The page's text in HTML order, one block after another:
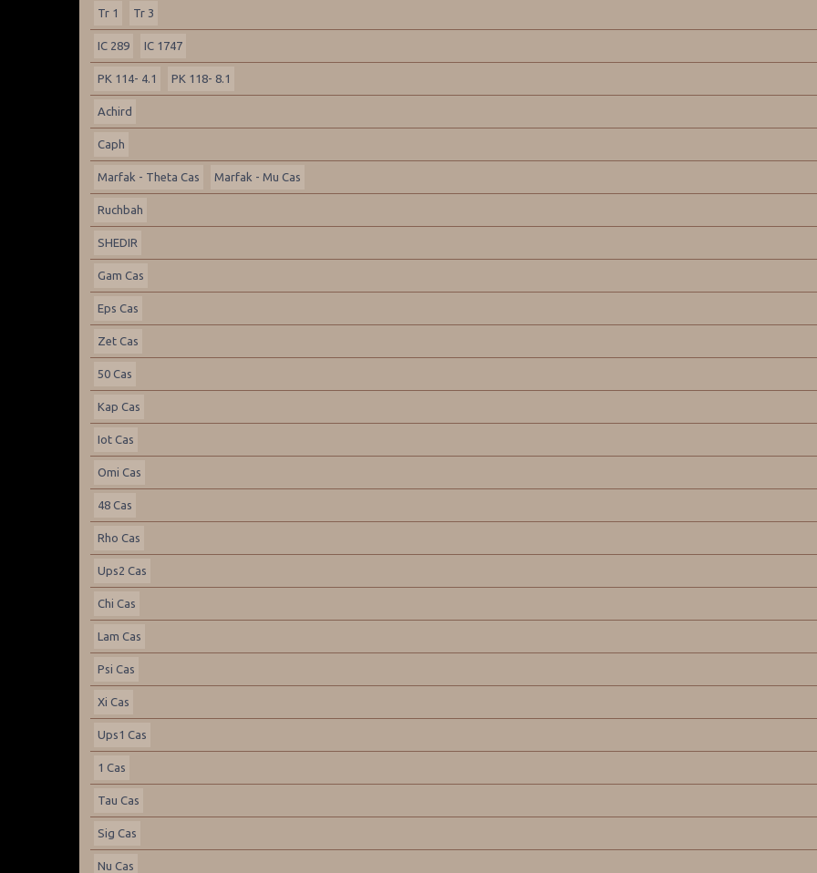
Tr 1 Tr 3
IC 289 IC 1747
PK 114- 4.1 PK 118- 8.1
Achird
Caph
Marfak - Theta Cas Marfak - Mu Cas
Ruchbah
SHEDIR
Gam Cas
Eps Cas
Zet Cas
50 Cas
Kap Cas
Iot Cas
Omi Cas
48 Cas
Rho Cas
Ups2 Cas
Chi Cas
Lam Cas
Psi Cas
Xi Cas
Ups1 Cas
1 Cas
Tau Cas
Sig Cas
Nu Cas